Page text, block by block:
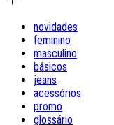
novidades
feminino
masculino
básicos
jeans
acessórios
promo
glossário